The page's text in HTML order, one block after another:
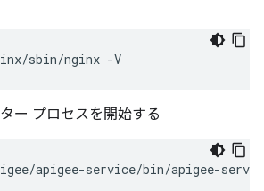
sbin/nginx -V
ー プロセスを開始する
apigee-service/bin/apigee-